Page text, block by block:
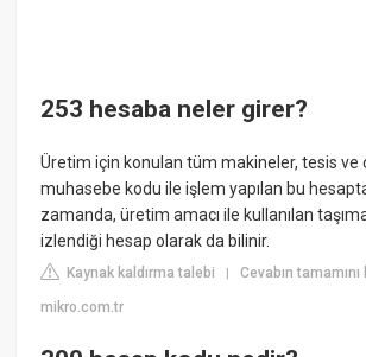
253 hesaba neler girer?
Üretim için konulan tüm makineler, tesis ve
muhasebe kodu ile işlem yapılan bu
zamanda, üretim amacı ile kullanılan
izlendiği hesap olarak da bilinir.
Kaynak kaldırma talebi |Cevabın
mikro.com.tr